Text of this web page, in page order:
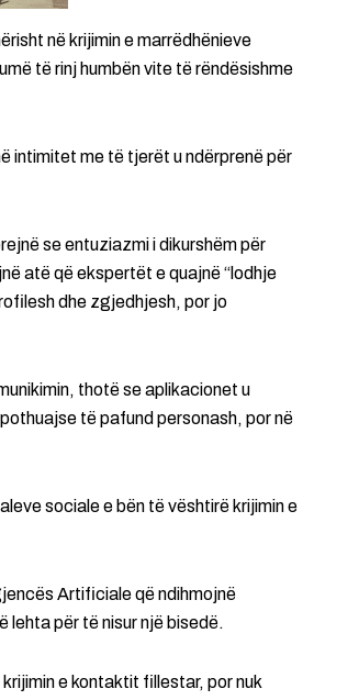
në krijimin e marrëdhënieve
të rinj humbën vite të rëndësishme
intimitet me të tjerët u ndërprenë për
se entuziazmi i dikurshëm për
atë që ekspertët e quajnë “lodhje
dhe zgjedhjesh, por jo
thotë se aplikacionet u
të pafund personash, por në
sociale e bën të vështirë krijimin e
Artificiale që ndihmojnë
për të nisur një bisedë.
e kontaktit fillestar, por nuk